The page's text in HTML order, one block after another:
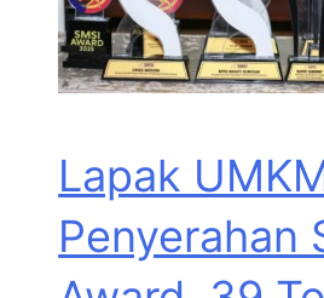
Lapak
Penyerahan